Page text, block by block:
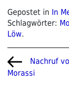
Gepostet in In
Schlagwörter:
Löw.
Vorheriger
Beitrag
Nachruf
Morassi